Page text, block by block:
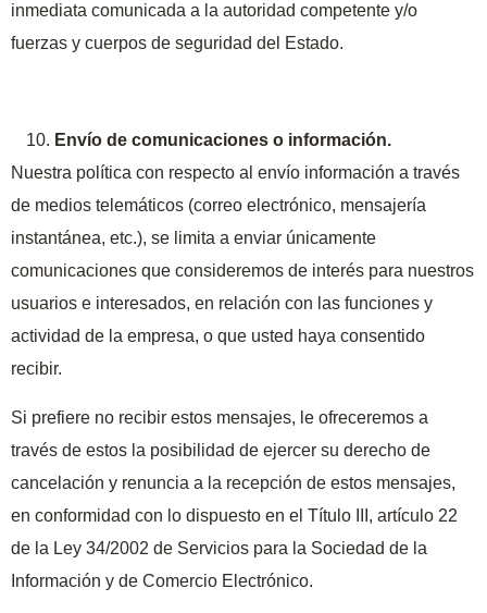
inmediata comunicada a la autoridad competente y/o
fuerzas y cuerpos de seguridad del Estado.
Envío de comunicaciones o información.
Nuestra política con respecto al envío información a través
de medios telemáticos (correo electrónico, mensajería
instantánea, etc.), se limita a enviar únicamente
comunicaciones que consideremos de interés para nuestros
usuarios e interesados, en relación con las funciones y
actividad de la empresa, o que usted haya consentido
recibir.
Si prefiere no recibir estos mensajes, le ofreceremos a
través de estos la posibilidad de ejercer su derecho de
cancelación y renuncia a la recepción de estos mensajes,
en conformidad con lo dispuesto en el Título III, artículo 22
de la Ley 34/2002 de Servicios para la Sociedad de la
Información y de Comercio Electrónico.